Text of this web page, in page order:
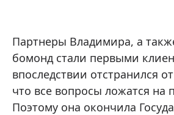
Партнеры Владимира, а
бомонд стали первыми
впоследствии отстранился
что все вопросы ложатся на
Поэтому она окончила